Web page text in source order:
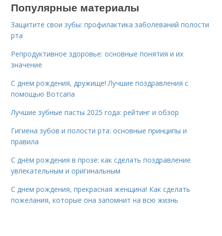
Популярные материалы
Защитите свои зубы: профилактика заболеваний полости
рта
Репродуктивное здоровье: основные понятия и их
значение
С днем рождения, дружище! Лучшие поздравления с
помощью Вотсапа
Лучшие зубные пасты 2025 года: рейтинг и обзор
Гигиена зубов и полости рта: основные принципы и
правила
С днём рождения в прозе: как сделать поздравление
увлекательным и оригинальным
С днем рождения, прекрасная женщина! Как сделать
пожелания, которые она запомнит на всю жизнь